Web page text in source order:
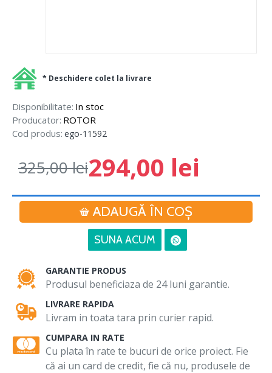
Disponibilitate: In stoc
Producator: ROTOR
Cod produs: ego-11592
294,00 lei
325,00 lei
ADAUGĂ ÎN COŞ
SUNA ACUM
* Deschidere colet la livrare
GARANTIE PRODUS
Produsul beneficiaza de 24 luni garantie.
LIVRARE RAPIDA
Livram in toata tara prin curier rapid.
CUMPARA IN RATE
Cu plata în rate te bucuri de orice proiect. Fie
că ai un card de credit, fie că nu, produsele de